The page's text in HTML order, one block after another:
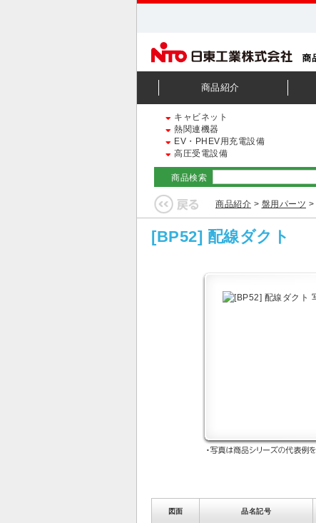
商品紹介
キャビネット
熱関連機器
EV・PHEV用充電設備
高圧受電設備
商品検索
商品紹介 > 盤用パーツ >
[BP52] 配線ダクト
図面 品名記号